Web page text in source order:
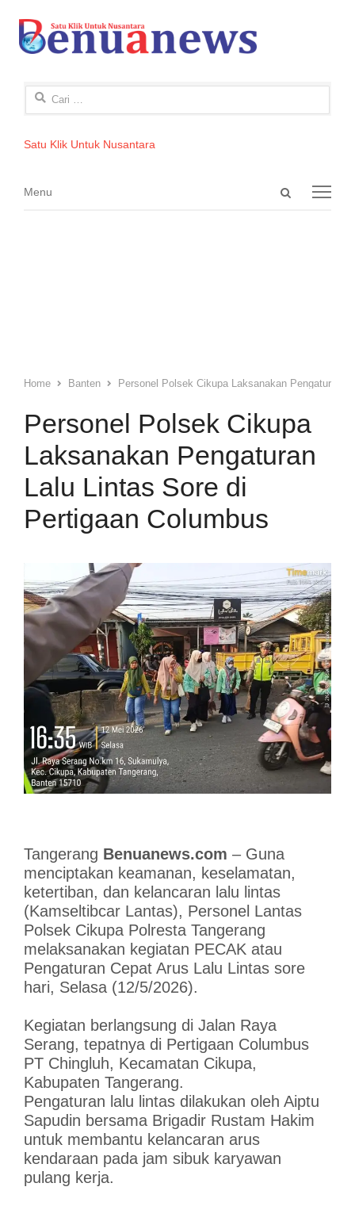
Cari
Satu Klik Untuk Nusantara
Open
Menu
Menu
Home Banten Personel Polsek Cikupa Laksanakan Pengaturan
Personel Polsek Cikupa
Laksanakan Pengaturan
Lalu Lintas Sore di
Pertigaan Columbus
Tangerang Benuanews.com – Guna
menciptakan keamanan, keselamatan,
ketertiban, dan kelancaran lalu lintas
(Kamseltibcar Lantas), Personel Lantas
Polsek Cikupa Polresta Tangerang
melaksanakan kegiatan PECAK atau
Pengaturan Cepat Arus Lalu Lintas sore
hari, Selasa (12/5/2026).
Kegiatan berlangsung di Jalan Raya
Serang, tepatnya di Pertigaan Columbus
PT Chingluh, Kecamatan Cikupa,
Kabupaten Tangerang.
Pengaturan lalu lintas dilakukan oleh Aiptu
Sapudin bersama Brigadir Rustam Hakim
untuk membantu kelancaran arus
kendaraan pada jam sibuk karyawan
pulang kerja.